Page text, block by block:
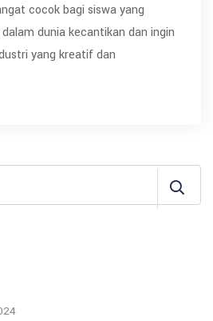
cocok bagi siswa yang
dunia kecantikan dan ingin
yang kreatif dan